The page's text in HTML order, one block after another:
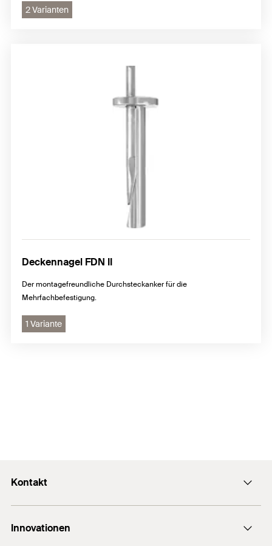
2 Varianten
Deckennagel FDN II
Der montagefreundliche Durchsteckanker für die
Mehrfachbefestigung.
1 Variante
Kontakt
E-Mail Allchemet AG
Innovationen